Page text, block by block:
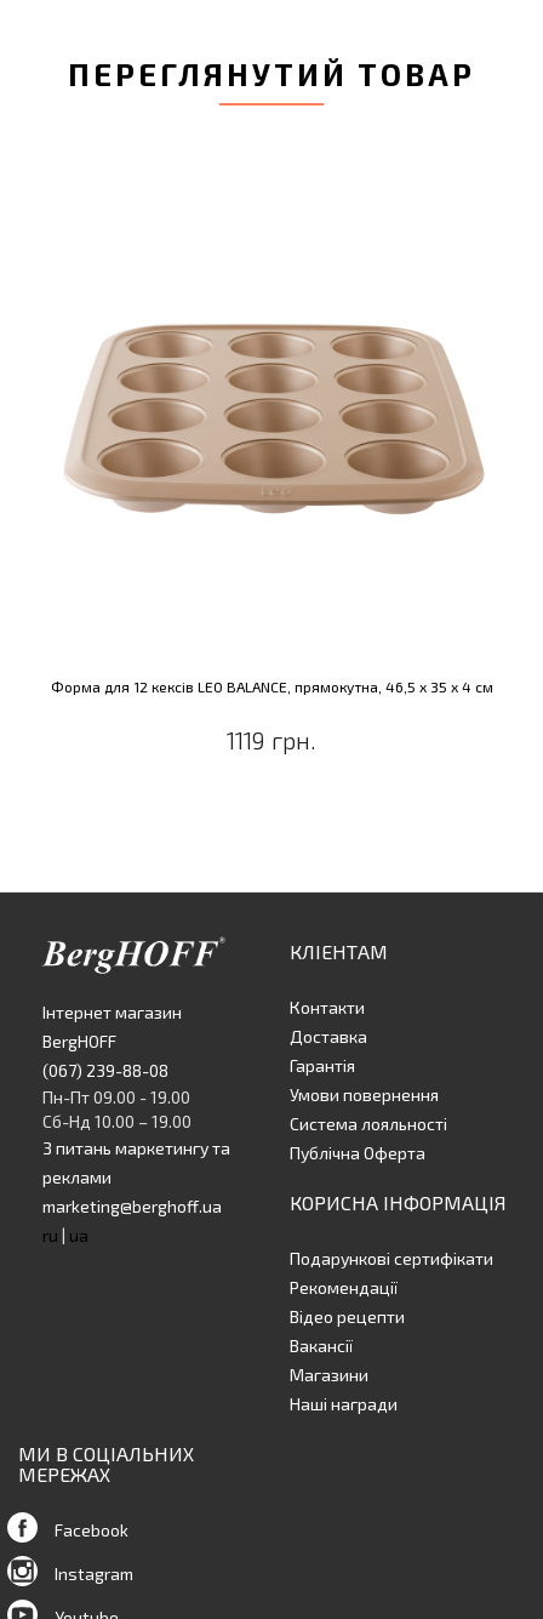
ПЕРЕГЛЯНУТИЙ ТОВАР
Форма для 12 кексів LEO BALANCE, прямокутна, 46,5 x 35 x 4 см
1119 грн.
Інтернет магазин
BergHOFF
(067) 239-88-08
Пн-Пт 09.00 - 19.00
Сб-Нд 10.00 – 19.00
З питань маркетингу та
реклами
marketing@berghoff.ua
ru | ua
КЛІЕНТАМ
Контакти
Доставка
Гарантія
Умови повернення
Система лояльності
Публічна Оферта
КОРИСНА ІНФОРМАЦІЯ
Подарункові сертифікати
Рекомендації
Відео рецепти
Вакансії
Магазини
Наші награди
МИ В СОЦІАЛЬНИХ
МЕРЕЖАХ
Facebook
Instagram